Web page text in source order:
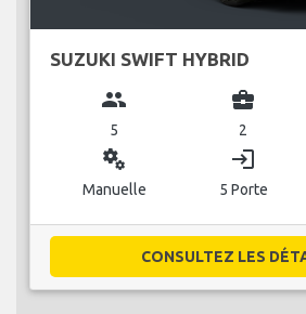
SUZUKI SWIFT HYBRID
group
5
business_center
2
miscellaneous_services
Manuelle
login
5 Porte
CONSULTEZ LES